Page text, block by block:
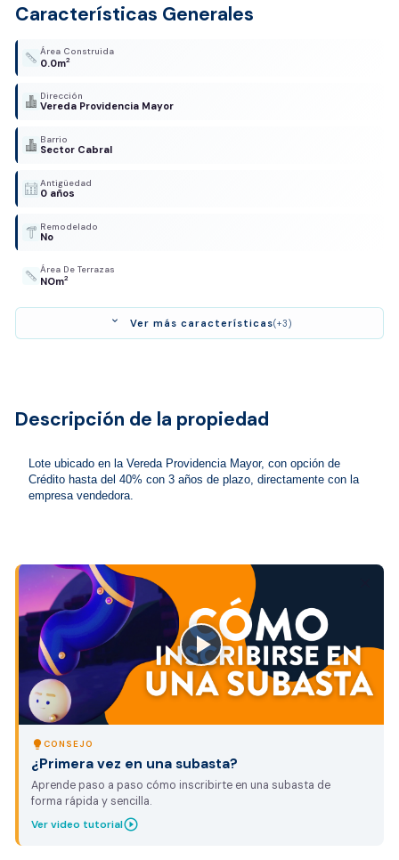
Características Generales
Área Construida
0.0m2
Dirección
Vereda Providencia Mayor
Barrio
Sector Cabral
Antigüedad
0 años
Remodelado
No
Área De Terrazas
NOm2
expand_more Ver más características(+3)
Descripción de la propiedad
Lote ubicado en la Vereda Providencia Mayor, con opción de
Crédito hasta del 40% con 3 años de plazo, directamente con la
lightbulb CONSEJO
¿Primera vez en una subasta?
Aprende paso a paso cómo inscribirte en una subasta de
forma rápida y sencilla.
Ver video tutorialplay_circle_outline